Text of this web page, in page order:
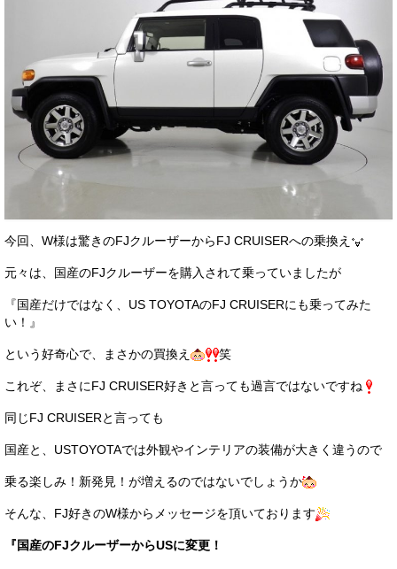
今回、W様は驚きのFJクルーザーからFJ CRUISERへの乗換え
元々は、国産のFJクルーザーを購入されて乗っていましたが
『国産だけではなく、US TOYOTAのFJ CRUISERにも乗ってみた
い！』
という好奇心で、まさかの買換え 笑
これぞ、まさにFJ CRUISER好きと言っても過言ではないですね
同じFJ CRUISERと言っても
国産と、USTOYOTAでは外観やインテリアの装備が大きく違うので
乗る楽しみ！新発見！が増えるのではないでしょうか
そんな、FJ好きのW様からメッセージを頂いております
『国産のFJクルーザーからUSに変更！